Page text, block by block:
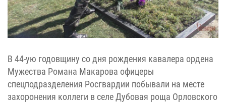
В 44-ую годовщину со дня рождения кавалера ордена
Мужества Романа Макарова офицеры
спецподразделения Росгвардии побывали на месте
захоронения коллеги в селе Дубовая роща Орловского